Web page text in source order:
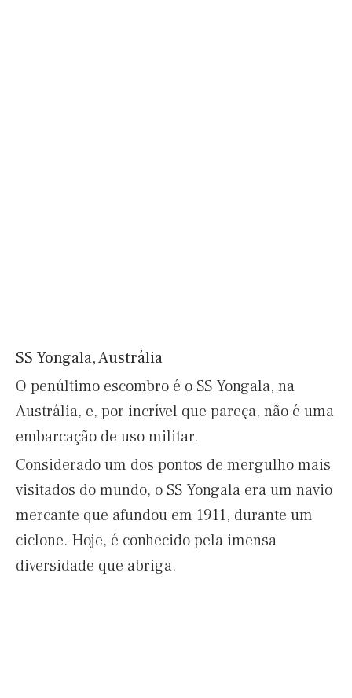
SS Yongala, Austrália
O penúltimo escombro é o SS Yongala, na
Austrália, e, por incrível que pareça, não é uma
embarcação de uso militar.
Considerado um dos pontos de mergulho mais
visitados do mundo, o SS Yongala era um navio
mercante que afundou em 1911, durante um
ciclone. Hoje, é conhecido pela imensa
diversidade que abriga.